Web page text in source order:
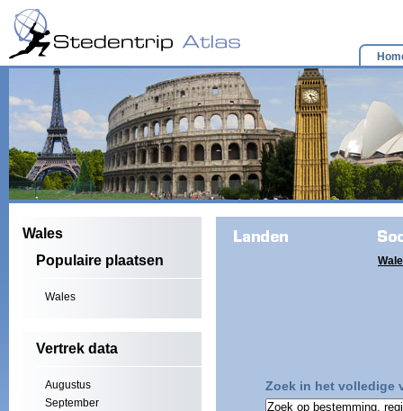
Wales
Populaire plaatsen
Wales
Vertrek data
Augustus
September
Zoek in het volledige